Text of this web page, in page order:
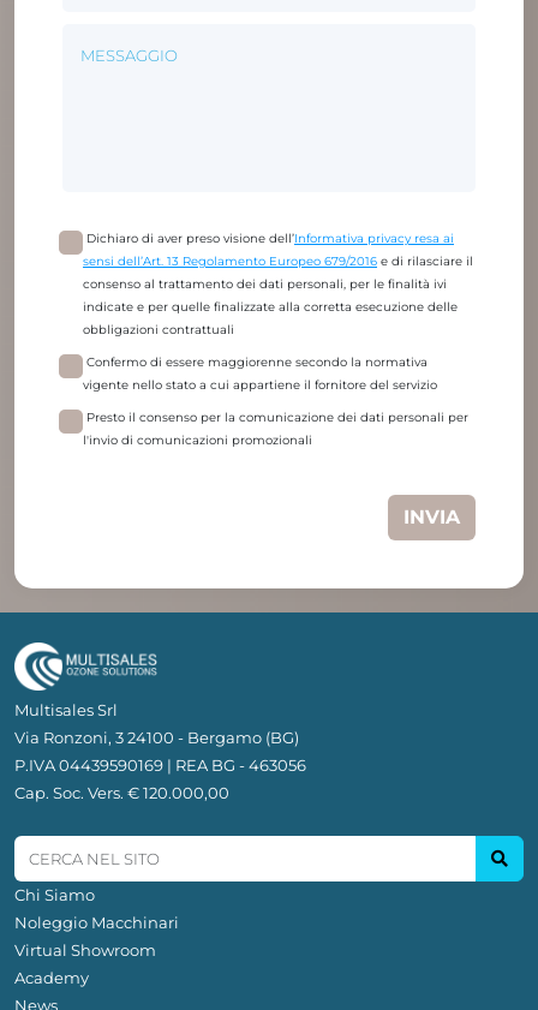
Dichiaro di aver preso visione dell’Informativa privacy resa ai
sensi dell’Art. 13 Regolamento Europeo 679/2016 e di rilasciare il
consenso al trattamento dei dati personali, per le finalità ivi
indicate e per quelle finalizzate alla corretta esecuzione delle
obbligazioni contrattuali
Confermo di essere maggiorenne secondo la normativa
vigente nello stato a cui appartiene il fornitore del servizio
Presto il consenso per la comunicazione dei dati personali per
l'invio di comunicazioni promozionali
INVIA
Multisales Srl
Via Ronzoni, 3 24100 - Bergamo (BG)
P.IVA 04439590169 | REA BG - 463056
Cap. Soc. Vers. € 120.000,00
Chi Siamo
Noleggio Macchinari
Virtual Showroom
Academy
News